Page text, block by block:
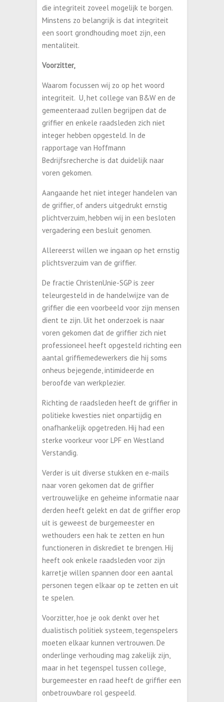
die integriteit zoveel mogelijk te borgen.
Minstens zo belangrijk is dat integriteit
een soort grondhouding moet zijn, een
mentaliteit.
Voorzitter,
Waarom focussen wij zo op het woord
integriteit. U, het college van B&W en de
gemeenteraad zullen begrijpen dat de
griffier en enkele raadsleden zich niet
integer hebben opgesteld. In de
rapportage van Hoffmann
Bedrijfsrecherche is dat duidelijk naar
voren gekomen.
Aangaande het niet integer handelen van
de griffier, of anders uitgedrukt ernstig
plichtverzuim, hebben wij in een besloten
vergadering een besluit genomen.
Allereerst willen we ingaan op het ernstig
plichtsverzuim van de griffier.
De fractie ChristenUnie-SGP is zeer
teleurgesteld in de handelwijze van de
griffier die een voorbeeld voor zijn mensen
dient te zijn. Uit het onderzoek is naar
voren gekomen dat de griffier zich niet
professioneel heeft opgesteld richting een
aantal griffiemedewerkers die hij soms
onheus bejegende, intimideerde en
beroofde van werkplezier.
Richting de raadsleden heeft de griffier in
politieke kwesties niet onpartijdig en
onafhankelijk opgetreden. Hij had een
sterke voorkeur voor LPF en Westland
Verstandig.
Verder is uit diverse stukken en e-mails
naar voren gekomen dat de griffier
vertrouwelijke en geheime informatie naar
derden heeft gelekt en dat de griffier erop
uit is geweest de burgemeester en
wethouders een hak te zetten en hun
functioneren in diskrediet te brengen. Hij
heeft ook enkele raadsleden voor zijn
karretje willen spannen door een aantal
personen tegen elkaar op te zetten en uit
te spelen.
Voorzitter, hoe je ook denkt over het
dualistisch politiek systeem, tegenspelers
moeten elkaar kunnen vertrouwen. De
onderlinge verhouding mag zakelijk zijn,
maar in het tegenspel tussen college,
burgemeester en raad heeft de griffier een
onbetrouwbare rol gespeeld.